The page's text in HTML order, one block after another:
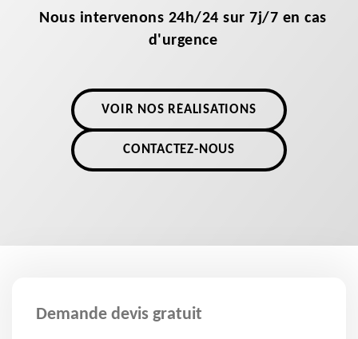
Nous intervenons 24h/24 sur 7j/7 en cas
d'urgence
VOIR NOS RÉALISATIONS
CONTACTEZ-NOUS
Demande devis gratuit